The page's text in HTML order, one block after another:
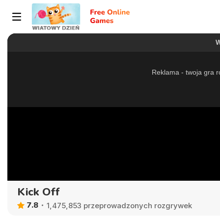
Kick Off
7.8 1,475,853 przeprowadzonych rozgrywek